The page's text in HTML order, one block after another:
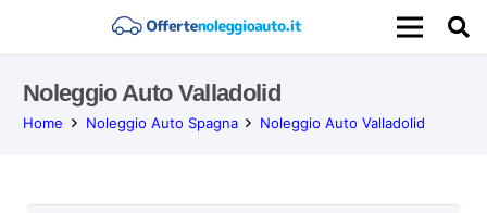
Noleggio Auto Valladolid
Home Noleggio Auto Spagna Noleggio Auto Valladolid